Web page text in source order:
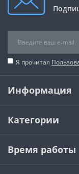
Я прочитал
Информация
Категории
Время работы